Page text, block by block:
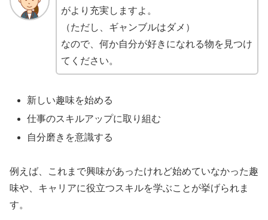
がより充実しますよ。
（ただし、ギャンブルはダメ）
なので、何か自分が好きになれる物を見つけ
てください。
新しい趣味を始める
仕事のスキルアップに取り組む
自分磨きを意識する
例えば、これまで興味があったけれど始めていなかった趣
味や、キャリアに役立つスキルを学ぶことが挙げられま
す。